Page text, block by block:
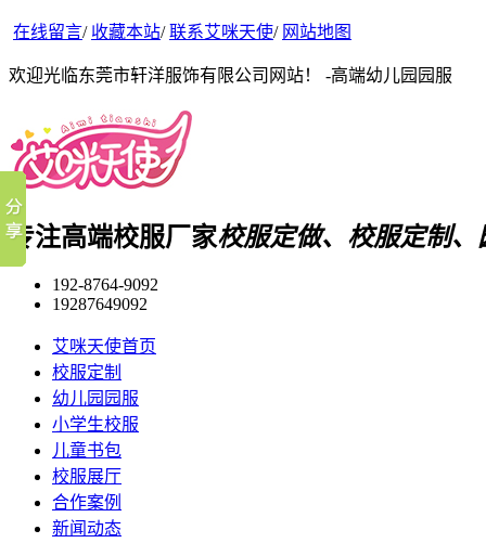
在线留言/ 收藏本站/联系艾咪天使/ 网站地图
欢迎光临东莞市轩洋服饰有限公司网站！ -高端幼儿园园服
专注高端校服厂家校服定做、校服定制
192-8764-9092
19287649092
艾咪天使首页
校服定制
幼儿园园服
小学生校服
儿童书包
校服展厅
合作案例
新闻动态